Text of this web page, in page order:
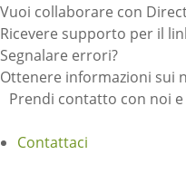
Vuoi collaborare con
Ricevere supporto per il
Segnalare errori?
Ottenere informazioni sui
Prendi contatto con noi
Contattaci